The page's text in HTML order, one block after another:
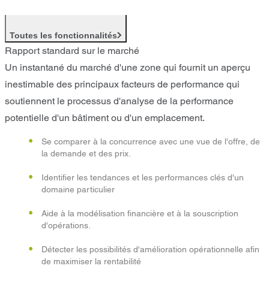
Toutes les fonctionnalités
Rapport standard sur le marché
Un instantané du marché d'une zone qui fournit un aperçu
inestimable des principaux facteurs de performance qui
soutiennent le processus d'analyse de la performance
potentielle d'un bâtiment ou d'un emplacement.
Se comparer à la concurrence avec une vue de l'offre, de
la demande et des prix.
Identifier les tendances et les performances clés d'un
domaine particulier
Aide à la modélisation financière et à la souscription
d'opérations.
Détecter les possibilités d'amélioration opérationnelle afin
de maximiser la rentabilité